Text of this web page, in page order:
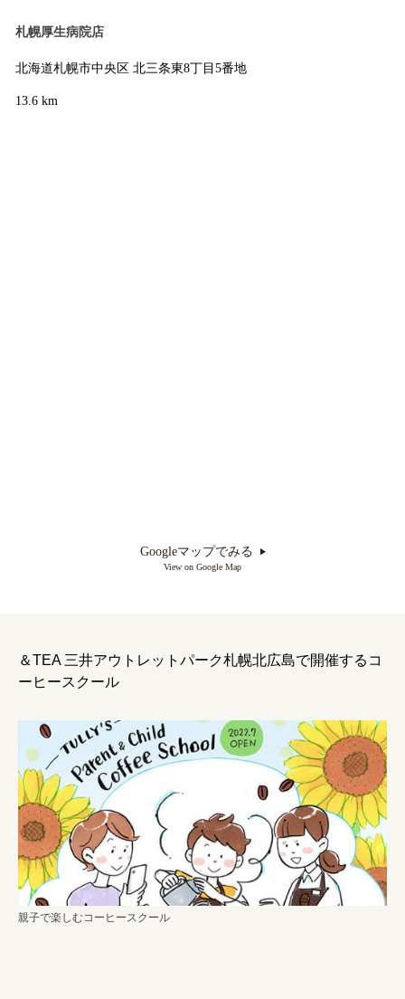
札幌厚生病院店
北海道札幌市中央区 北三条東8丁目5番地
13.6 km
Googleマップでみる
View on Google Map
＆TEA 三井アウトレットパーク札幌北広島で開催するコ
ーヒースクール
親子で楽しむコーヒースクール